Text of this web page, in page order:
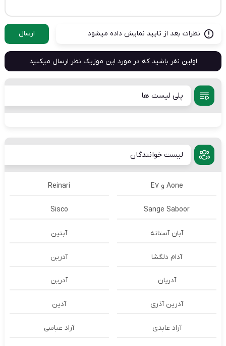
نظرات بعد از تایید نمایش داده میشود ارسال
اولین نفر باشید که در مورد این موزیک نظر ارسال میکنید
پلی لیست ها
لیست خوانندگان
Aone و E7 Reinari
Sange Saboor
Sisco
آبان آستانه آبتین
آدام دلگشا آدرين
آدریان آدرین
آدرین آذری آدین
آراد عابدی آراد عباسی